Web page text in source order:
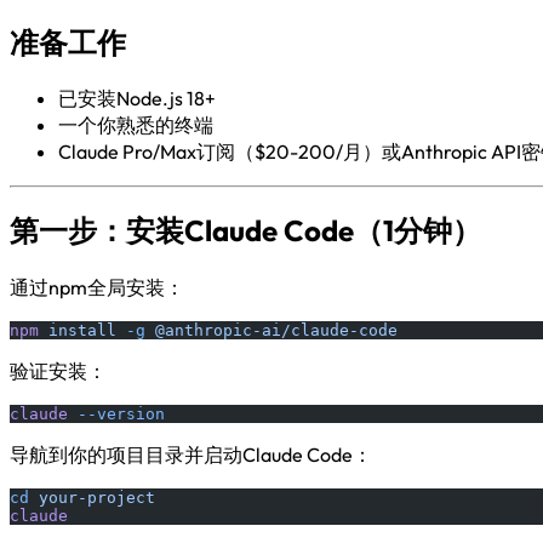
准备工作
已安装Node.js 18+
一个你熟悉的终端
Claude Pro/Max订阅（$20-200/月）或Anthropic API
第一步：安装Claude Code（1分钟）
通过npm全局安装：
npm install -g @anthropic-ai/claude-code
验证安装：
claude --version
导航到你的项目目录并启动Claude Code：
cd
your-project
claude